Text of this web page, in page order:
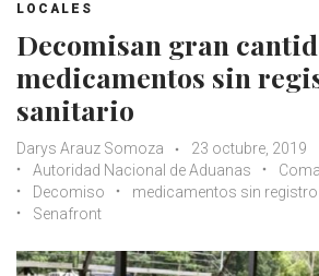
LOCALES
Decomisan gran
medicamentos sin
sanitario
Darys Arauz Somoza
23 octubre, 2019
Autoridad Nacional de Aduanas
Decomiso
medicamentos sin registro
Senafront